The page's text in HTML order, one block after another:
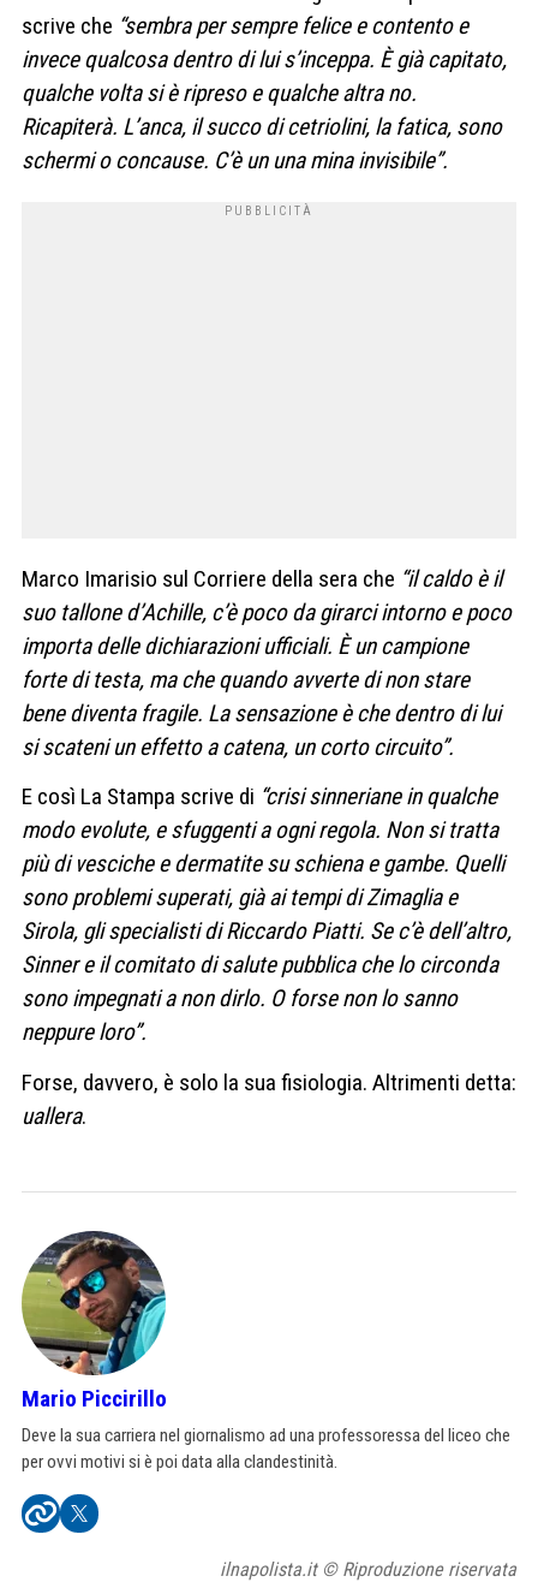
scrive che “sembra per sempre felice e contento e
invece qualcosa dentro di lui s’inceppa. È già capitato,
qualche volta si è ripreso e qualche altra no.
Ricapiterà. L’anca, il succo di cetriolini, la fatica, sono
schermi o concause. C’è un una mina invisibile”.
Marco Imarisio sul Corriere della sera che “il caldo è il
suo tallone d’Achille, c’è poco da girarci intorno e poco
importa delle dichiarazioni ufficiali. È un campione
forte di testa, ma che quando avverte di non stare
bene diventa fragile. La sensazione è che dentro di lui
si scateni un effetto a catena, un corto circuito”.
E così La Stampa scrive di “crisi sinneriane in qualche
modo evolute, e sfuggenti a ogni regola. Non si tratta
più di vesciche e dermatite su schiena e gambe. Quelli
sono problemi superati, già ai tempi di Zimaglia e
Sirola, gli specialisti di Riccardo Piatti. Se c’è dell’altro,
Sinner e il comitato di salute pubblica che lo circonda
sono impegnati a non dirlo. O forse non lo sanno
neppure loro”.
Forse, davvero, è solo la sua fisiologia. Altrimenti detta:
uallera.
Mario Piccirillo
Deve la sua carriera nel giornalismo ad una professoressa del liceo che
per ovvi motivi si è poi data alla clandestinità.
ilnapolista.it © Riproduzione riservata